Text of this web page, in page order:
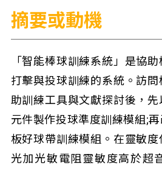
摘要或動機
「智能棒球訓練系統」是協
打擊與投球訓練的系統。訪
助訓練工具與文獻探討後，
元件製作投球準度訓練模組;
板好球帶訓練模組。在靈敏
光加光敏電阻靈敏度高於超